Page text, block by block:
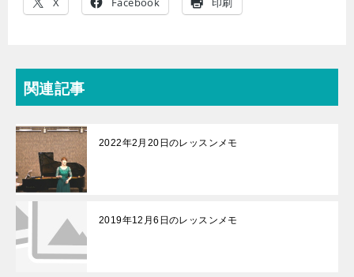
関連記事
2022年2月20日のレッスンメモ
2019年12月6日のレッスンメモ